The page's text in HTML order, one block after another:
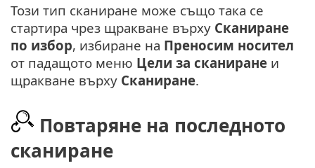
Този тип сканиране може също така се
стартира чрез щракване върху Сканиране
по избор, избиране на Преносим носител
от падащото меню Цели за сканиране и
щракване върху Сканиране.
Повтаряне на последното
сканиране